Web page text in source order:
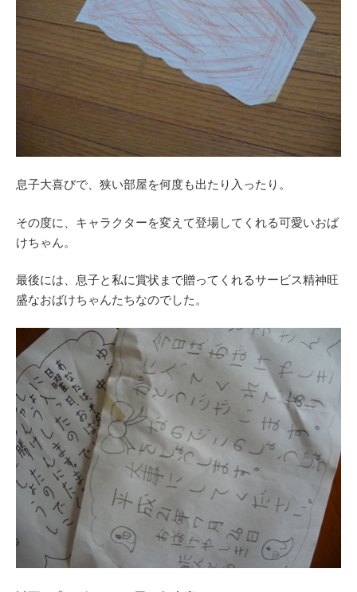
息子大喜びで、狭い部屋を何度も出たり入ったり。
その度に、キャラクターを変えて登場してくれる可愛いおば
けちゃん。
最後には、息子と私に賞状まで贈ってくれるサービス精神旺
盛なおばけちゃんたちなのでした。